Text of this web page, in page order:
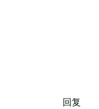
回复